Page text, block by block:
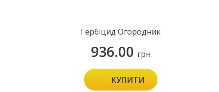
Гербіцид Огородник
936.00 грн
КУПИТИ